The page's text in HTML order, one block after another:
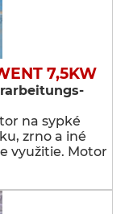
7,5KW
na sypké
zrno a iné
využitie. Motor